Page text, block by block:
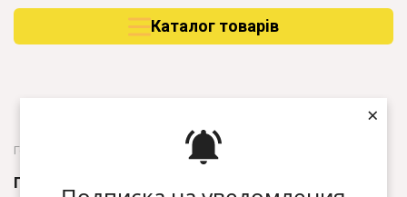
×
Каталог товарiв
Головна
ПАПЕРОВІ ТРУБОЧКИ